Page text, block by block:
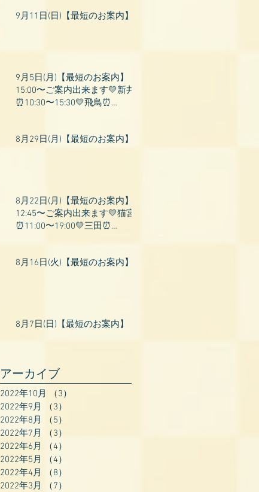
9月11日(日)【最短のお案内】
9月5日(月)【最短のお案内】
15:00〜ご案内出来ます💛新井
⏰10:30〜15:30💛飛鳥⏰
8月29日(月)【最短のお案内】
8月22日(月)【最短のお案内】
12:45〜ご案内出来ます💛猫宮
⏰11:00〜19:00💛三田⏰
8月16日(火)【最短のお案内】
8月7日(日)【最短のお案内】
アーカイブ
2022年10月 （3）
2022年9月
（3）
2022年8月
（5）
2022年7月
（3）
2022年6月
（4）
2022年5月
（4）
2022年4月
（8）
2022年3月
（7）